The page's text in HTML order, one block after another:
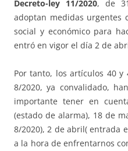
Decreto-ley 11/2020, de
adoptan medidas urgentes
social y económico para
entró en vigor el día 2 de
Por tanto, los artículos 40 y
8/2020, ya convalidado,
importante tener en
(estado de alarma), 18 de
8/2020), 2 de abril( entrada
a la hora de enfrentarnos